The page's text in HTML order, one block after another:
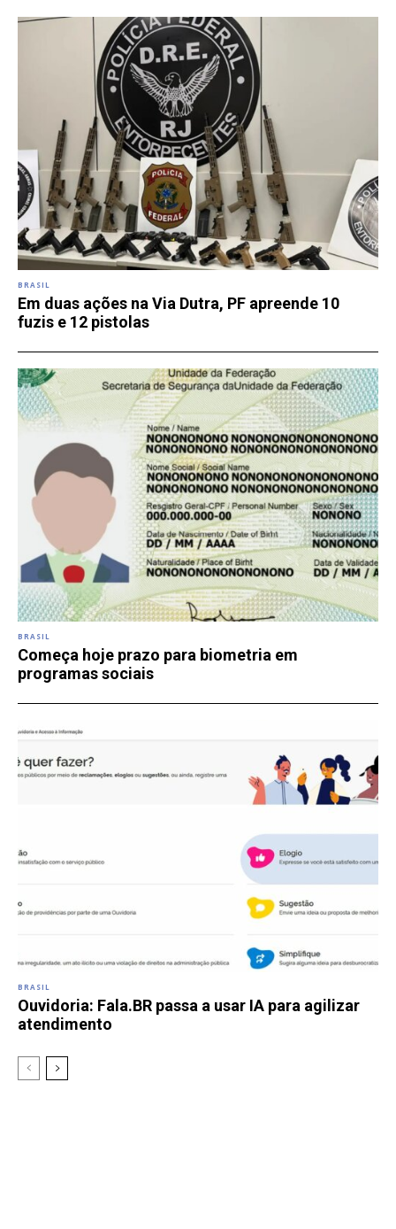
BRASIL
Em duas ações na Via Dutra, PF apreende 10
fuzis e 12 pistolas
BRASIL
Começa hoje prazo para biometria em
programas sociais
BRASIL
Ouvidoria: Fala.BR passa a usar IA para agilizar
atendimento